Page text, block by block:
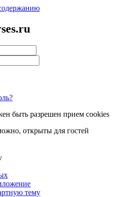
быть разрешен прием cookies
открыты для гостей
тему